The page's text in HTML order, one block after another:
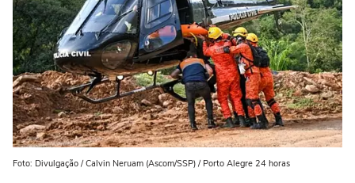
Foto: Divulgação / Calvin Neruam (Ascom/SSP) / Porto Alegre 24 horas